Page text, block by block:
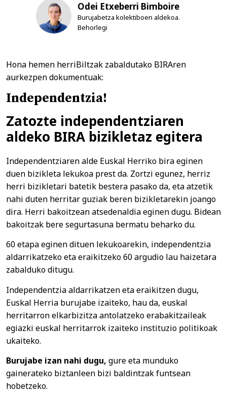
Odei Etxeberri Bimboire
Burujabetza kolektiboen aldekoa.
Behorlegi
Hona hemen herriBiltzak zabaldutako BIRAren
aurkezpen dokumentuak:
Independentzia!
Zatozte independentziaren
aldeko BIRA bizikletaz egitera
Independentziaren alde Euskal Herriko bira eginen
duen bizikleta lekukoa prest da. Zortzi egunez, herriz
herri bizikletari batetik bestera pasako da, eta atzetik
nahi duten herritar guziak beren bizikletarekin joango
dira. Herri bakoitzean atsedenaldia eginen dugu. Bidean
bakoitzak bere segurtasuna bermatu beharko du.
60 etapa eginen dituen lekukoarekin, independentzia
aldarrikatzeko eta eraikitzeko 60 argudio lau haizetara
zabalduko ditugu.
Independentzia aldarrikatzen eta eraikitzen dugu,
Euskal Herria burujabe izaiteko, hau da, euskal
herritarron elkarbizitza antolatzeko erabakitzaileak
egiazki euskal herritarrok izaiteko instituzio politikoak
ukaiteko.
Burujabe izan nahi dugu, gure eta munduko
gainerateko biztanleen bizi baldintzak funtsean
hobetzeko.